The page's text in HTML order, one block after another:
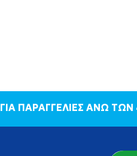
ΓΙΑ ΠΑΡΑΓΓΕΛΙΕΣ ΑΝΩ